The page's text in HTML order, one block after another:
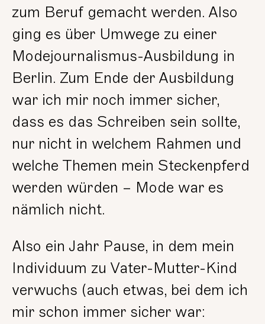
zum Beruf gemacht werden. Also
ging es über Umwege zu einer
Modejournalismus-Ausbildung in
Berlin. Zum Ende der Ausbildung
war ich mir noch immer sicher,
dass es das Schreiben sein sollte,
nur nicht in welchem Rahmen und
welche Themen mein Steckenpferd
werden würden – Mode war es
nämlich nicht.
Also ein Jahr Pause, in dem mein
Individuum zu Vater-Mutter-Kind
verwuchs (auch etwas, bei dem ich
mir schon immer sicher war: